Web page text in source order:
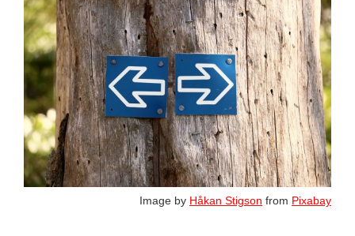
Image by Håkan Stigson from Pixabay